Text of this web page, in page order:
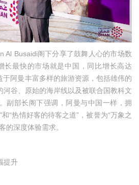
Al Busaidi阁下分享了鼓舞人心的市场数
长最快的市场就是中国，同比增长高达
于阿曼丰富多样的旅游资源，包括雄伟的
河谷、原始的海岸线以及被联合国教科文
副部长阁下强调，阿曼与中国一样，拥
“热情好客的待客之道”，被誉为“万象之
的深度体验需求。
提升